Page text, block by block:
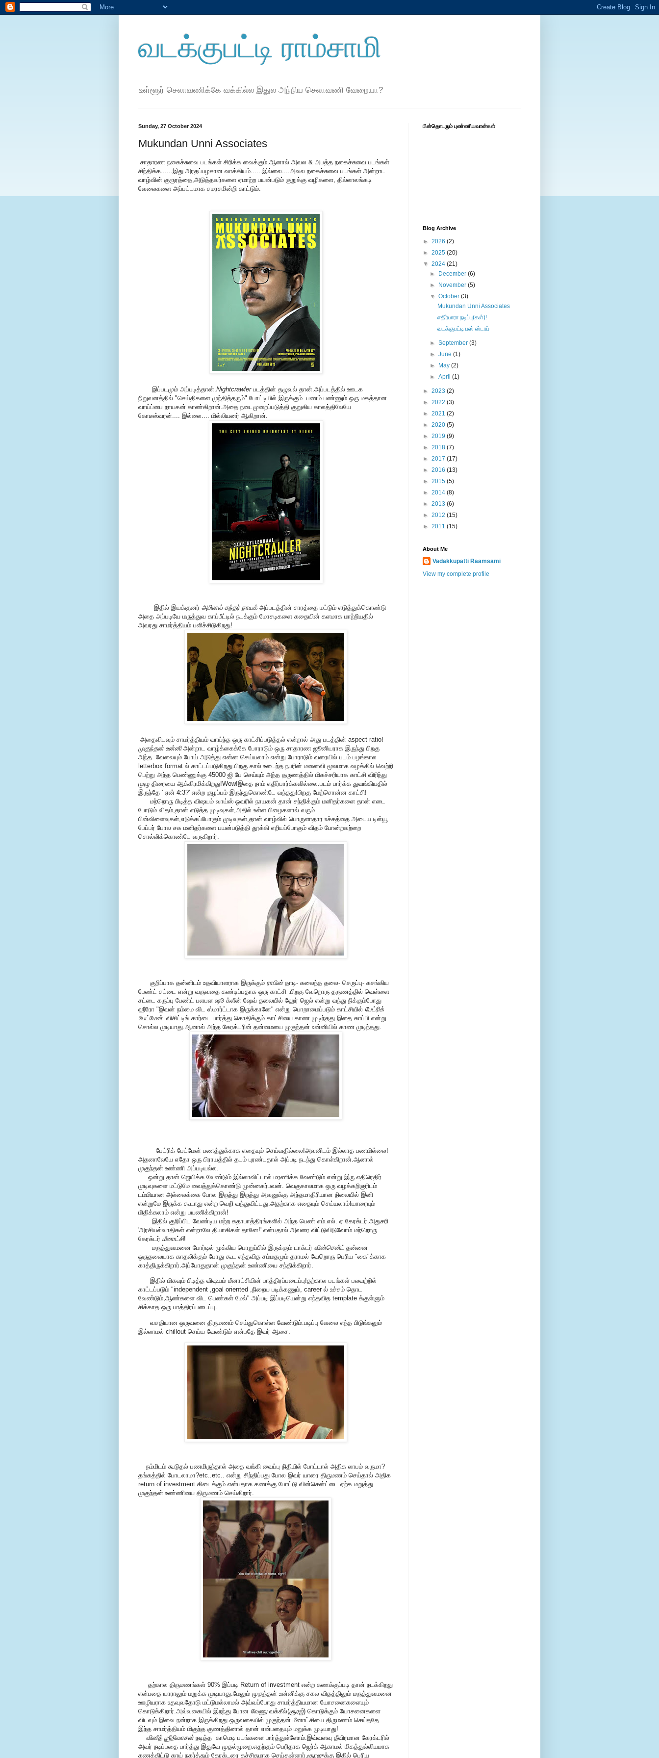
வடக்குபட்டி ராம்சாமி
உள்ளூர் செலாவணிக்கே வக்கில்ல இதுல அந்நிய செலாவணி வேறையா?
Sunday, 27 October 2024
Mukundan Unni Associates
சாதாரண நகைச்சுவை படங்கள் சிரிக்க வைக்கும்.ஆனால் அவல & அபத்த நகைச்சுவை படங்கள்
சிந்திக்க......இது அரதப்பழசான வாக்கியம்......இல்லை....அவல நகைச்சுவை படங்கள் அன்றாட
வாழ்வின் குரூரத்தை,அடுத்தவர்களை ஏமாற்ற பயன்படும் குறுக்கு வழிகளை, தில்லாலங்கடி
வேலைகளை அப்பட்டமாக சமரசமின்றி காட்டும்.
இப்படமும் அப்படித்தான்.Nightcrawlerபடத்தின் தழுவல் தான்.அப்படத்தில் ஊடக
நிறுவனத்தில் "செய்திகளை முந்தித்தரும்" போட்டியில் இருக்கும் பணம் பண்ணும் ஒரு மகத்தான
வாய்ப்பை நாயகன் காண்கிறான்.அதை நடைமுறைப்படுத்தி குறுகிய காலத்திலேயே
கோடீஸ்வரன்.... இல்லை.... மில்லியனர் ஆகிறான்.
இதில் இயக்குனர் அபினவ் சுந்தர் நாயக் அப்படத்தின் சாரத்தை மட்டும் எடுத்துக்கொண்டு
அதை அப்படியே மருத்துவ காப்பீட்டில் நடக்கும் மோசடிகளை கதையின் களமாக மாற்றியதில்
அவரது சாமர்த்தியம் பளிச்சிடுகிறது!
அதைவிடவும் சாமர்த்தியம் வாய்ந்த ஒரு காட்சிப்படுத்தல் என்றால் அது படத்தின் aspect ratio!
முகுந்தன் உன்னி அன்றாட வாழ்க்கைக்கே போராடும் ஒரு சாதாரண ஜூனியராக இருந்து பிறகு
அந்த வேலையும் போய் அடுத்து என்ன செய்யலாம் என்று போராடும் வரையில் படம் பழங்கால
letterbox format ல் காட்டப்படுகிறது.பிறகு கால் உடைந்த நபரின் மனைவி மூலமாக வழக்கில் வெற்றி
பெற்று அந்த பெண்ணுக்கு 45000 ஜி பே செய்யும் அந்த தருணத்தில் மிகச்சரியாக காட்சி விரிந்து
முழு திரையை ஆக்கிரமிக்கிறது!Wow!இதை நாம் எதிர்பார்க்கவில்லை.படம் பார்க்க துவங்கியதில்
இருந்தே ' ஏன் 4:3?' என்ற குழப்பம் இருந்துகொண்டே வந்தது!பிறகு மேற்சொன்ன காட்சி!
மற்றொரு பிடித்த விஷயம் வாய்ஸ் ஓவரில் நாயகன் தான் சந்திக்கும் மனிதர்களை தான் எடை
போடும் விதம்,தான் எடுத்த முடிவுகள்,அதில் உள்ள பிழைகளால் வரும்
பின்விளைவுகள்,எடுக்கப்போகும் முடிவுகள்,தான் வாழ்வில் பொருளாதார உச்சத்தை அடைய டிஸ்யூ
பேப்பர் போல சக மனிதர்களை பயன்படுத்தி தூக்கி எறியப்போகும் விதம் போன்றவற்றை
சொல்லிக்கொண்டே வருகிறார்.
குறிப்பாக தன்னிடம் உதவியாளராக இருக்கும் ராபின்தாடி- கலைந்த தலை- செருப்பு- கசங்கிய
பேண்ட் சட்டை என்று வருவதை கண்டிப்பதாக ஒரு காட்சி .பிறகு வேறொரு தருணத்தில் வெள்ளை
சட்டை கருப்பு பேண்ட் பளபள ஷூ க்ளீன் ஷேவ் தலையில் ஹேர் ஜெல் என்று வந்து நிக்கும்போது
ஹீரோ "இவன் நம்மை விட ஸ்மார்ட்டாக இருக்கானே" என்று பொறாமைப்படும் காட்சியில் பேட்ரிக்
பேட்மேன்விசிட்டிங் கார்டை பார்த்து கொதிக்கும் காட்சியை காண முடிந்தது.இதை காப்பி என்று
சொல்ல முடியாது.ஆனால் அந்த கேரக்டரின் தன்மையை முகுந்தன் உன்னியில் காண முடிந்தது.
பேட்ரிக் பேட்மேன் பணத்துக்காக எதையும் செய்வதில்லை!அவனிடம் இல்லாத பணமில்லை!
அதனாலேயே எதோ ஒரு பிராயத்தில் தடம் புரண்டதால் அப்படி நடந்து கொள்கிறான்.ஆனால்
முகுந்தன் உண்ணி அப்படியல்ல.
ஒன்று தான் ஜெயிக்க வேண்டும்.இல்லாவிட்டால் மரணிக்க வேண்டும் என்று இரு எதிரெதிர்
முடிவுகளை மட்டுமே வைத்துக்கொண்டு முன்னகர்பவன். வெகுகாலமாக ஒரு வழக்கறிஞரிடம்
டம்மியான அல்லைக்கை போல இருந்து இருந்து அவனுக்கு அந்தமாதிரியான நிலையில் இனி
என்றுமே இருக்க கூடாது என்ற வெறி வந்துவிட்டது.அதற்காக எதையும் செய்யலாம்!யாரையும்
மிதிக்கலாம் என்று பயணிக்கிறான்!
இதில் குறிப்பிட வேண்டிய மற்ற கதாபாத்திரங்களில் அந்த பெண் எம்.எல். ஏ கேரக்டர்.அதுசரி
'அரசியல்வாதிகள் என்றாலே தியாகிகள் தானே!' என்பதால் அவரை விட்டுவிடுவோம்.மற்றொரு
கேரக்டர் மீனாட்சி!
மருத்துவமனை போர்டில் முக்கிய பொறுப்பில் இருக்கும் டாக்டர் வின்சென்ட் தன்னை
ஒருதலையாக காதலிக்கும் போது கூட எந்தவித சம்மதமும் தராமல் வேறொரு பெரிய "கை"க்காக
காத்திருக்கிறார்.அப்போதுதான் முகுந்தன் உண்ணியை சந்திக்கிறார்.
இதில் மிகவும் பிடித்த விஷயம் மீனாட்சியின் பாத்திரப்படைப்பு!தற்கால படங்கள் பலவற்றில்
காட்டப்படும் "independent ,goal oriented ,நிறைய படிக்கணும், career ல் உச்சம் தொட
வேண்டும்,ஆண்களை விட பெண்கள் மேல்" அப்படி இப்படியென்று எந்தவித template க்குள்ளும்
சிக்காத ஒரு பாத்திரப்படைப்பு.
வசதியான ஒருவனை திருமணம் செய்துகொள்ள வேண்டும்.படிப்பு வேலை எந்த பிடுங்கலும்
இல்லாமல் chillout செய்ய வேண்டும் என்பதே இவர் ஆசை.
நம்மிடம் கூடுதல் பணமிருந்தால் அதை வங்கி வைப்பு நிதியில் போட்டால் அதிக லாபம் வருமா?
தங்கத்தில் போடலாமா?etc..etc.. என்று சிந்திப்பது போல இவர் யாரை திருமணம் செய்தால் அதிக
return of investment கிடைக்கும் என்பதாக கணக்கு போட்டு வின்சென்ட்டை ஏற்க மறுத்து
முகுந்தன் உண்ணியை திருமணம் செய்கிறார்.
தற்கால திருமணங்கள் 90% இப்படி Return of investment என்ற கணக்குப்படி தான் நடக்கிறது
என்பதை யாராலும் மறுக்க முடியாது.மேலும் முகுந்தன் உன்னிக்கு சகல விதத்திலும் மருத்துவமனை
ஊழியராக உதவுவதோடு மட்டுமல்லாமல் அவ்வப்போது சாமர்த்தியமான யோசனைகளையும்
கொடுக்கிறார்.அவ்வகையில் இறந்து போன வேணுவக்கீல்(சூரஜ்) கொடுக்கும் யோசனைகளை
விடவும் இவை நன்றாக இருக்கிறது.ஒருவகையில் முகுந்தன் மீனாட்சியை திருமணம் செய்ததே
இந்த சாமர்த்தியம் மிகுந்த குணத்தினால் தான் என்பதையும் மறுக்க முடியாது!
வினீத் ஶ்ரீநிவாசன்நடித்த காமெடி படங்களை பார்த்துள்ளோம்.இவ்வளவு தீவிரமான கேரக்டரில்
அவர் நடிப்பதை பார்த்து இதுவே முதல்முறை.எதற்கும் பெரிதாக ஜெர்க் ஆகாமல் மிகத்துல்லியமாக
கணக்கிட்டு காய் நகர்த்தும் கேரக்டரை கச்சிதமாக செய்துள்ளார்.சூரஜுக்கு இதில் பெரிய
பின்தொடரும் புண்ணியவான்கள்
Blog Archive
► 2026 (2)
► 2025 (20)
▼ 2024 (21)
►
December(6)
►
November(5)
▼October(3)
Mukundan Unni Associates
எதிர்பாரா நடிப்பு(கள்)!
வடக்குபட்டி பஸ் ஸ்டாப்
►September(3)
►June(1)
►
May(2)
►April(1)
► 2023 (2)
► 2022 (3)
► 2021 (2)
► 2020 (5)
► 2019 (9)
► 2018 (7)
► 2017 (17)
► 2016 (13)
► 2015 (5)
► 2014 (8)
► 2013 (6)
► 2012 (15)
► 2011 (15)
About Me
Vadakkupatti Raamsami
View my complete profile